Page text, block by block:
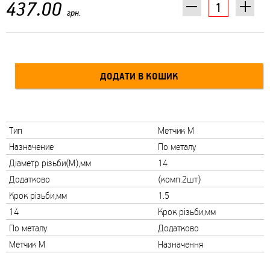
437.00 грн.
Тип
Метчик М
Назначение
По металу
Діаметр різьби(М),мм
14
Додатково
(комп.2шт)
Крок різьби,мм
1.5
14
Крок різьби,мм
По металу
Додатково
Метчик М
Назначення